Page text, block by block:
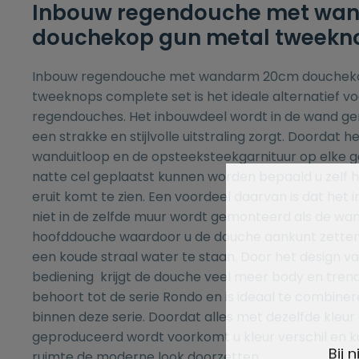
Inbouw regendouche met
douchekop gun metal
Inbouw regendouche met wandarm 20cm
tweeknops complete set is het ideale alternatief
regendouches. Het inbouwdeel wordt in de wand
een strakke en stijlvolle uitstraling zorgt. Doordat
wanduitloop en de opsteeksteekgarnituur op elke
natte cel geplaatst kunnen worden bepaald u zelf
eruit komt te zien. Een voordeel daarvan is dat het
niet in de zelfde muur wordt gemonteerd als de
hoofddouche waardoor u de douche aankunt
een koude straal water te staan. Door het design
bediening krijgt de douche veel meer body en
behoort tot de serie Rondo en is ideaal te
binnen deze serie. Doordat alles met dezelfde
geproduceerd wordt voorkomt u kleur verschil en
Bij